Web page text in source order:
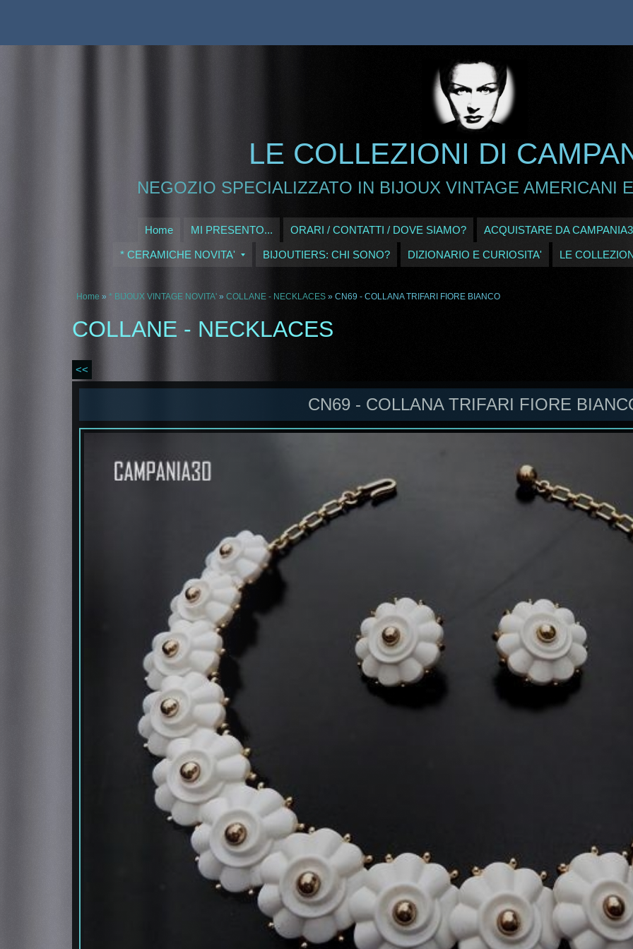
LE COLLEZIONI DI
NEGOZIO SPECIALIZZATO IN BIJOUX VINTAGE AMERICANI
Home MI PRESENTO... ORARI / CONTATTI / DOVE SIAMO? ACQUISTARE DA
* CERAMICHE NOVITA' BIJOUTIERS: CHI SONO? DIZIONARIO E CURIOSITA' LE
Home » * BIJOUX VINTAGE NOVITA' » COLLANE - NECKLACES » CN69 - COLLANA TRIFARI FIORE BIANCO
COLLANE - NECKLACES
<<
CN69 - COLLANA TRIFARI FIORE